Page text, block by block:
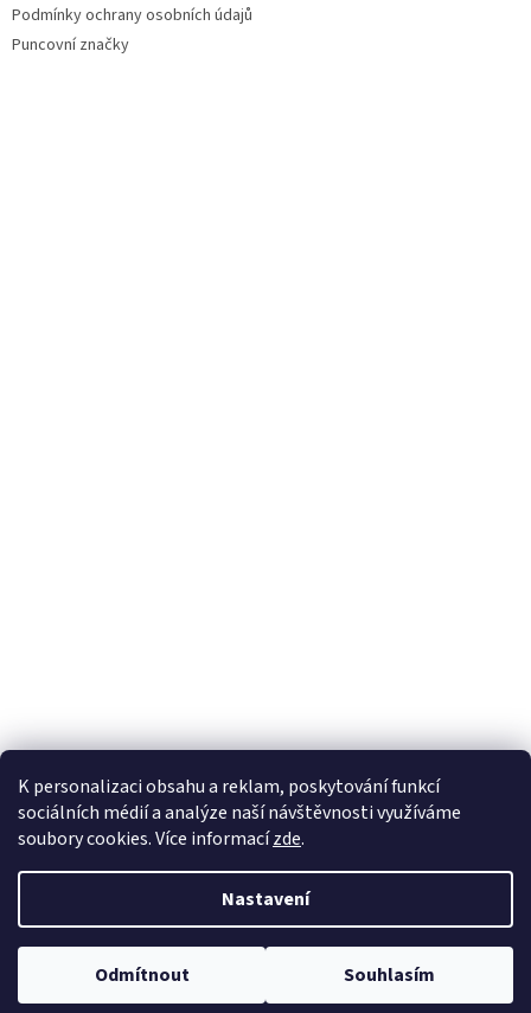
K personalizaci obsahu a reklam, poskytování funkcí
sociálních médií a analýze naší návštěvnosti využíváme
soubory cookies. Více informacízde.
Nastavení
Odmítnout Souhlasím
Podmínky ochrany osobních údajů
Puncovní značky
Nastavil tým EshopyUmíme.cz
Copyright 2026sperkynisa.cz. Všechna práva vyhrazena.Upravit